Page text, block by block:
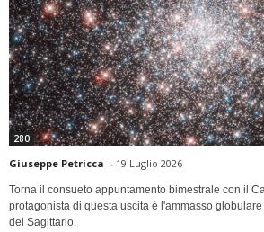
280
Giuseppe Petricca - 19 Luglio 2026
Torna il consueto appuntamento bimestrale con il
protagonista di questa uscita è l'ammasso
del Sagittario.